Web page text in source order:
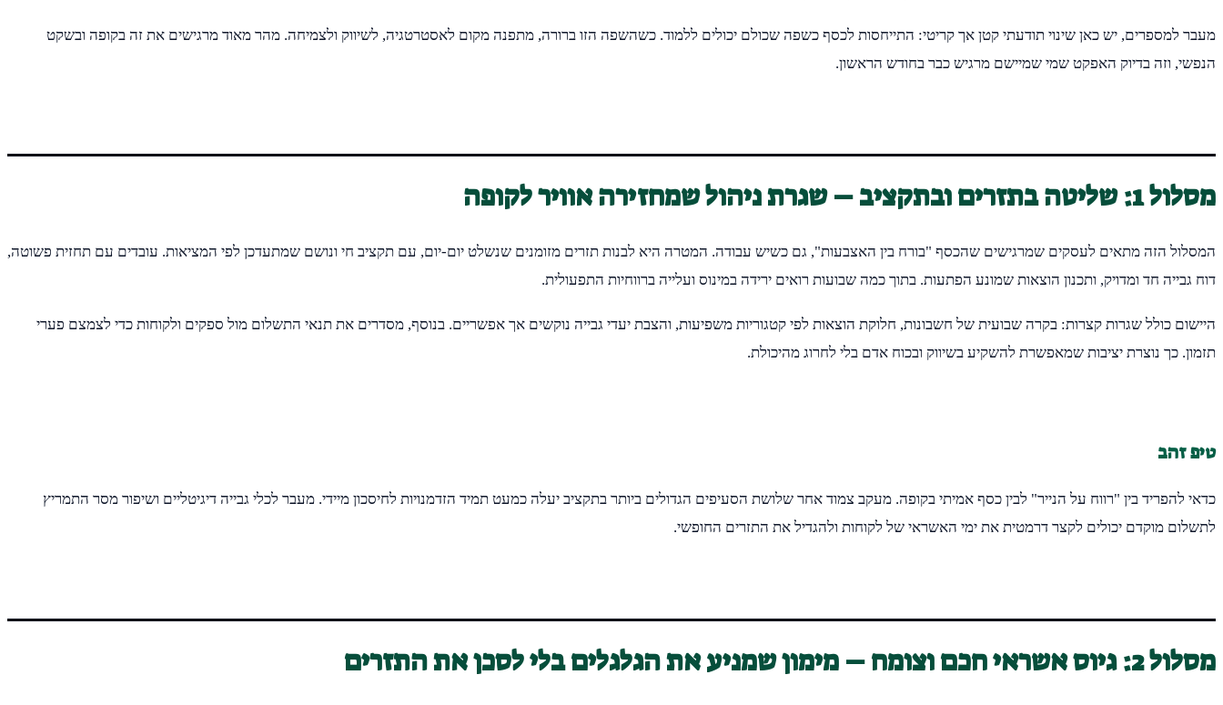
מעבר למספרים, יש כאן שינוי תודעתי קטן אך קריטי: התייחסות לכסף כשפה שכולם יכולים ללמוד. כשהשפה הזו ברורה, מתפנה מקום לאסטרטגיה, לשיווק ולצמיחה. מהר מאוד מרגישים את זה בקופה ובשקט
הנפשי, וזה בדיוק האפקט שמי שמיישם מרגיש כבר בחודש הראשון.
מסלול 1: שליטה בתזרים ובתקציב – שגרת ניהול שמחזירה אוויר לקופה
המסלול הזה מתאים לעסקים שמרגישים שהכסף "בורח בין האצבעות", גם כשיש עבודה. המטרה היא לבנות תזרים מזומנים שנשלט יום-יום, עם תקציב חי ונושם שמתעדכן לפי המציאות. עובדים עם תחזית פשוטה,
דוח גבייה חד ומדויק, ותכנון הוצאות שמונע הפתעות. בתוך כמה שבועות רואים ירידה במינוס ועלייה ברווחיות התפעולית.
היישום כולל שגרות קצרות: בקרה שבועית של חשבונות, חלוקת הוצאות לפי קטגוריות משפיעות, והצבת יעדי גבייה נוקשים אך אפשריים. בנוסף, מסדרים את תנאי התשלום מול ספקים ולקוחות כדי לצמצם פערי
תזמון. כך נוצרת יציבות שמאפשרת להשקיע בשיווק ובכוח אדם בלי לחרוג מהיכולת.
טיפ זהב
כדאי להפריד בין "רווח על הנייר" לבין כסף אמיתי בקופה. מעקב צמוד אחר שלושת הסעיפים הגדולים ביותר בתקציב יעלה כמעט תמיד הזדמנויות לחיסכון מיידי. מעבר לכלי גבייה דיגיטליים ושיפור מסר התמריץ
לתשלום מוקדם יכולים לקצר דרמטית את ימי האשראי של לקוחות ולהגדיל את התזרים החופשי.
מסלול 2: גיוס אשראי חכם וצומח – מימון שמניע את הגלגלים בלי לסכן את התזרים